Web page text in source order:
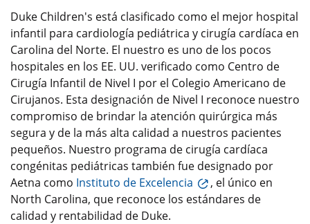
Duke Children's está clasificado como el mejor hospital
infantil para cardiología pediátrica y cirugía cardíaca en
Carolina del Norte. El nuestro es uno de los pocos
hospitales en los EE. UU. verificado como Centro de
Cirugía Infantil de Nivel I por el Colegio Americano de
Cirujanos. Esta designación de Nivel I reconoce nuestro
compromiso de brindar la atención quirúrgica más
segura y de la más alta calidad a nuestros pacientes
pequeños. Nuestro programa de cirugía cardíaca
congénitas pediátricas también fue designado por
Aetna como Instituto de Excelencia
, el único en
North Carolina, que reconoce los estándares de
calidad y rentabilidad de Duke.